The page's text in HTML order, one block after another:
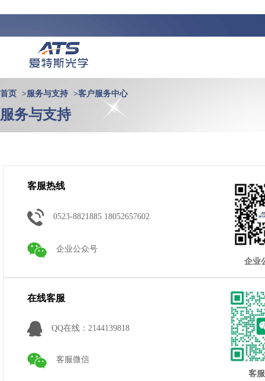
首页 >服务与支持 >客户服务中心
服务与支持
客服热线
0523-8821885 18052657602
企业公众号
企业
在线客服
QQ在线：2144139818
客服微信
客